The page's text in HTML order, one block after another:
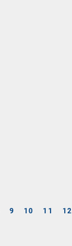
9 10 11 12